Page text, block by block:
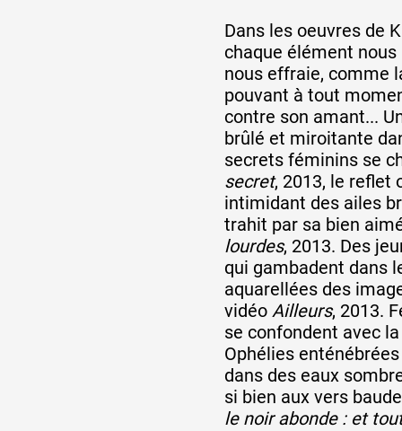
Dans les oeuvres de
chaque élément
nous effraie, comme
pouvant à tout
contre son amant...
brûlé et miroitante
secrets féminins se
secret, 2013, le reflet
intimidant des ailes
trahit par sa bien
lourdes, 2013. Des
qui gambadent dans
aquarellées des
vidéo Ailleurs, 2013.
se confondent avec
Ophélies
dans des eaux
si bien aux vers
le noir abonde : et